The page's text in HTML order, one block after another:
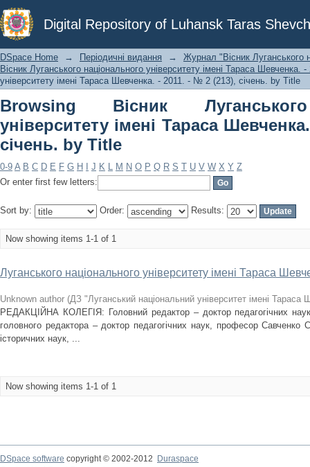
Digital Repository of Luhansk Taras
Browsing Вісник Луганського
Шевченка. - 2011. - № 2 (213), січень.
DSpace Home → Періодичні видання →
Журнал "Вісник Луганського
Вісник Луганського національного університету імені Тараса
університету імені Тараса Шевченка. - 2011. - № 2 (213), січень. by Title
Browsing Вісник
університету імені Тараса
січень. by Title
0-9 A B C D E F G H J K L M N O P Q R S T U V W X Y Z
Or enter first few letters:
Sort by: Order: Results:
Now showing items 1-1 of 1
Луганського національного університету імені Тараса
Unknown author (ДЗ "Луганський національний університет імені Тараса
РЕДАКЦІЙНА КОЛЕГІЯ: Головний редактор – доктор педагогічних
головного редактора – доктор педагогічних наук, професор
історичних наук, ...
Now showing items 1-1 of 1
DSpace software copyright © 2002-2012
Duraspace